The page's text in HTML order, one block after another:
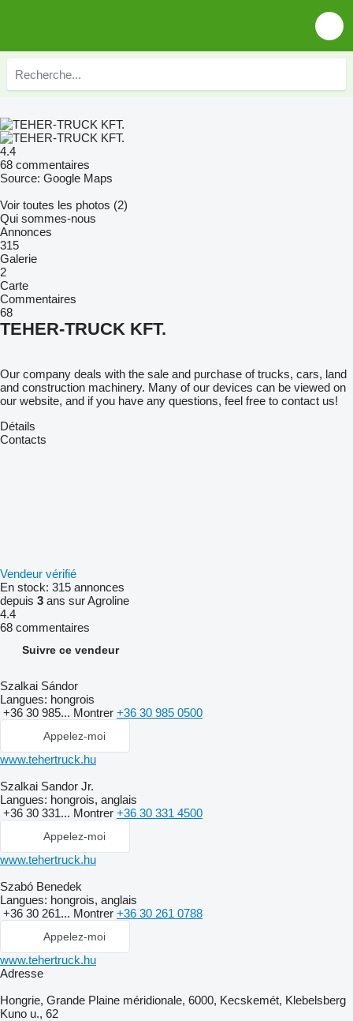
4.4
68 commentaires
Source: Google Maps
Voir toutes les photos (2)
Qui sommes-nous
Annonces
315
Galerie
2
Carte
Commentaires
68
TEHER-TRUCK KFT.
Our company deals with the sale and purchase of trucks, cars, land
and construction machinery. Many of our devices can be viewed on
our website, and if you have any questions, feel free to contact us!
Détails
Contacts
Vendeur vérifié
En stock: 315 annonces
depuis 3 ans sur Agroline
4.4
68 commentaires
Suivre ce vendeur
Szalkai Sándor
Langues: hongrois
+36 30 985... Montrer +36 30 985 0500
Appelez-moi
www.tehertruck.hu
Szalkai Sandor Jr.
Langues: hongrois, anglais
+36 30 331... Montrer +36 30 331 4500
Appelez-moi
www.tehertruck.hu
Szabó Benedek
Langues: hongrois, anglais
+36 30 261... Montrer +36 30 261 0788
Appelez-moi
www.tehertruck.hu
Adresse
Hongrie, Grande Plaine méridionale, 6000, Kecskemét, Klebelsberg
Kuno u., 62